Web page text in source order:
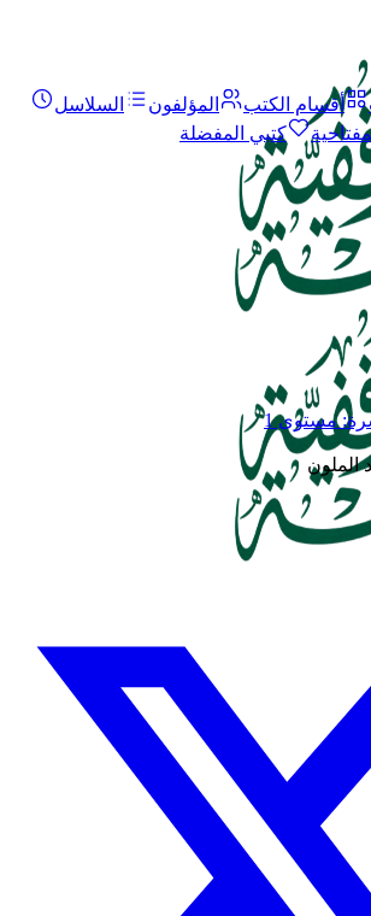
أقسام الكتب المؤلفون
السلاسل
كتبي المفضلة
الملون